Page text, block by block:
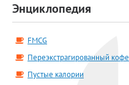
Энциклопедия
FMCG
Переэкстрагированный кофе
Пустые калории